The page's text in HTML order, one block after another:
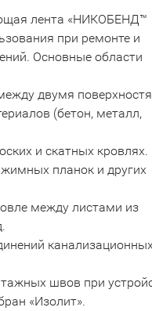
лента «НИКОБЕНД™
при ремонте и
Основные области
двумя
(бетон, металл,
и скатных кровлях.
планок и других
между листами из
швов при
«Изолит».